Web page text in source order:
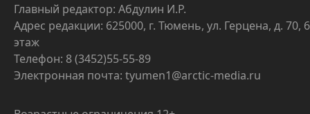
Главный редактор: Абдулин И.Р.
Адрес редакции: 625000, г. Тюмень, ул. Герцена, д. 70, 6
этаж
Телефон: 8 (3452)55-55-89
Электронная почта: tyumen1@arctic-media.ru